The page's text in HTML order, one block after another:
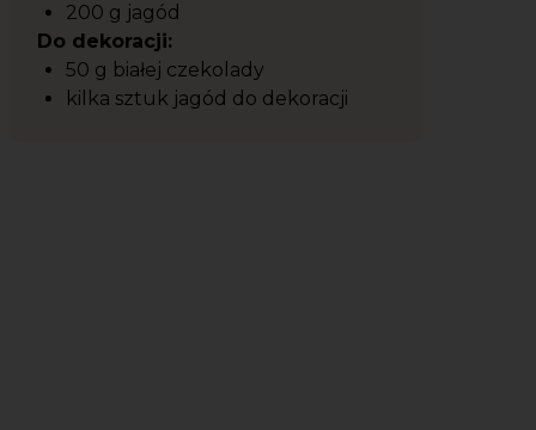
200 g jagód
Do dekoracji:
50 g białej czekolady
kilka sztuk jagód do dekoracji